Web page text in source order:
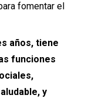
fomentar el
años, tiene
funciones
y